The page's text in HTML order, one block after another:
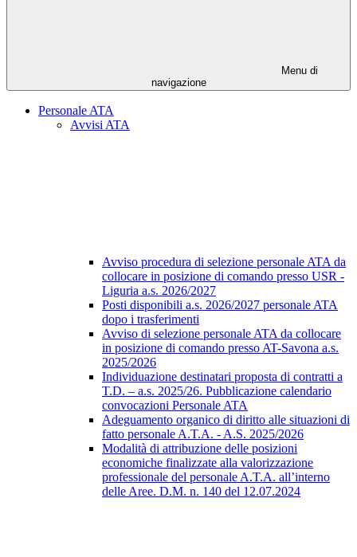
Menu di
navigazione
Personale ATA
Avvisi ATA
Avviso procedura di selezione personale ATA da
collocare in posizione di comando presso USR -
Liguria a.s. 2026/2027
Posti disponibili a.s. 2026/2027 personale ATA
dopo i trasferimenti
Avviso di selezione personale ATA da collocare
in posizione di comando presso AT-Savona a.s.
2025/2026
Individuazione destinatari proposta di contratti a
T.D. – a.s. 2025/26. Pubblicazione calendario
convocazioni Personale ATA
Adeguamento organico di diritto alle situazioni di
fatto personale A.T.A. - A.S. 2025/2026
Modalità di attribuzione delle posizioni
economiche finalizzate alla valorizzazione
professionale del personale A.T.A. all’interno
delle Aree. D.M. n. 140 del 12.07.2024